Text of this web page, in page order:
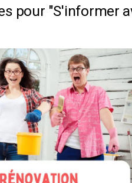
pour "S'informer